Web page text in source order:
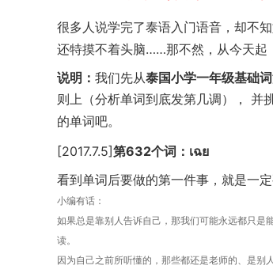
很多人说学完了泰语入门语音，却不
还特摸不着头脑……那不然，从今天起
说明： 我们先从泰国小学一年级基础
则上（分析单词到底发第几调）
， 并
的单词吧。
[2017.7.5]第632个词：เฉย
看到单词后要做的第一件事，就是一
小编有话：
如果总是靠别人告诉自己，那我们可能永远都只是
读。
因为自己之前所听懂的，那些都还是老师的、是别